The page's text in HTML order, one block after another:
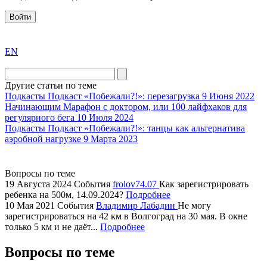
Войти
the
division
agent
watch
replica
showcases
substantial
areas.
replica
bvlgari
watches
+maserati
online
cheap
EN
Другие статьи по теме
Подкасты Подкаст «Побежали?!»: перезагрузка 9 Июня 2022
Начинающим Марафон с доктором, или 100 лайфхаков для
регулярного бега 10 Июля 2024
Подкасты Подкаст «Побежали?!»: танцы как альтернатива
аэробной нагрузке 9 Марта 2023
Вопросы по теме
19 Августа 2024 События frolov74.07 Как зарегистрировать
ребенка на 500м, 14.09.2024? Подробнее
10 Мая 2021 События Владимир Лабадин Не могу
зарегистрироваться на 42 км в Волгоград на 30 мая. В окне
только 5 км и не даёт... Подробнее
Вопросы по теме